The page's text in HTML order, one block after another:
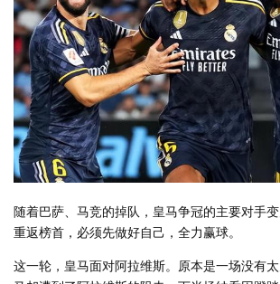
随着巴萨、马竞的掉队，皇马争冠的主要对手
重返榜首，必须先做好自己，全力赢球。
这一轮，皇马面对阿拉维斯。原本是一场没有